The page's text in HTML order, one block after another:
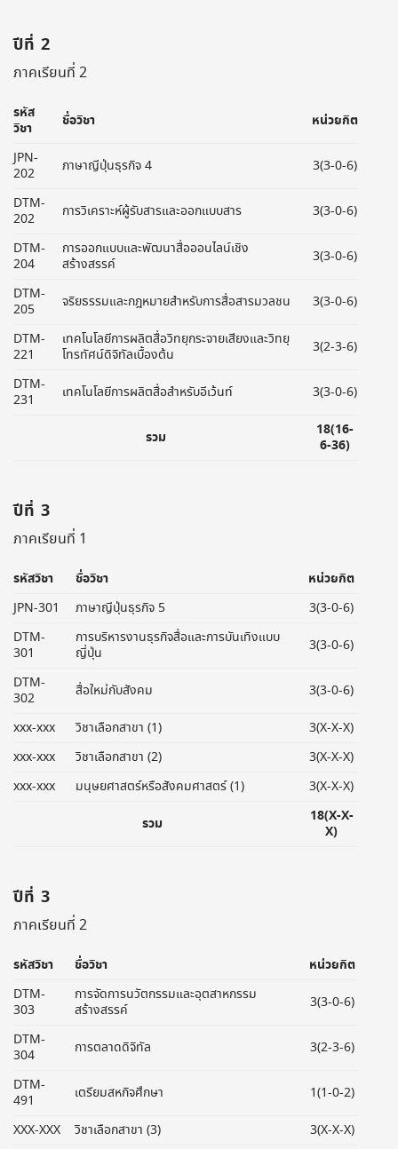
ปีที่ 2
ภาคเรียนที่ 2
รหัส
วิชา
ชื่อวิชา
หน่วยกิต
JPN-
202
ภาษาญีปุ่นธุรกิจ 4
3(3-0-6)
DTM-
202
การวิเคราะห์ผู้รับสารและออกแบบสาร
3(3-0-6)
DTM-
204
การออกแบบและพัฒนาสื่อออนไลน์เชิง
สร้างสรรค์
3(3-0-6)
DTM-
205
จริยธรรมและกฎหมายสำหรับการสื่อสารมวลชน
3(3-0-6)
DTM-
221
เทคโนโลยีการผลิตสื่อวิทยุกระจายเสียงและวิทยุ
โทรทัศน์ดิจิทัลเบื้องต้น
3(2-3-6)
DTM-
231
เทคโนโลยีการผลิตสื่อสำหรับอีเว้นท์ 3(3-0-6)
รวม
18(16-
6-36)
ปีที่ 3
ภาคเรียนที่ 1
รหัสวิชา ชื่อวิชา
หน่วยกิต
JPN-301
ภาษาญีปุ่นธุรกิจ 5
3(3-0-6)
DTM-
301
การบริหารงานธุรกิจสื่อและการบันเทิงแบบ
ญี่ปุ่น
3(3-0-6)
DTM-
302
สื่อใหม่กับสังคม
3(3-0-6)
xxx-xxx
วิชาเลือกสาขา (1)
3(X-X-X)
xxx-xxx
วิชาเลือกสาขา (2)
3(X-X-X)
xxx-xxx
มนุษยศาสตร์หรือสังคมศาสตร์ (1)
3(X-X-X)
รวม
18(X-X-
X)
ปีที่ 3
ภาคเรียนที่ 2
รหัสวิชา ชื่อวิชา
หน่วยกิต
DTM-
303
การจัดการนวัตกรรมและอุตสาหกรรม
สร้างสรรค์
3(3-0-6)
DTM-
304
การตลาดดิจิทัล
3(2-3-6)
DTM-
491
เตรียมสหกิจศึกษา
1(1-0-2)
XXX-XXX
วิชาเลือกสาขา (3) 3(X-X-X)